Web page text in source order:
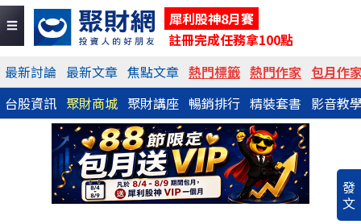
犀利股神8月賽
註冊完成任務拿100點
最新討論 最新文章 焦點文章 熱門標籤 熱門作家 包月作
台股資訊 聚財商城 聚財講座 暢銷排行 精裝套書 影音教
發
文